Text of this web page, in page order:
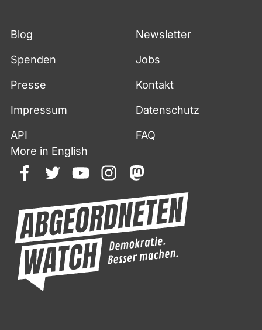
Blog Newsletter
Spenden Jobs
Presse Kontakt
Impressum Datenschutz
API
FAQ
More in English
facebooktwitteryoutubeinstagrammastodon